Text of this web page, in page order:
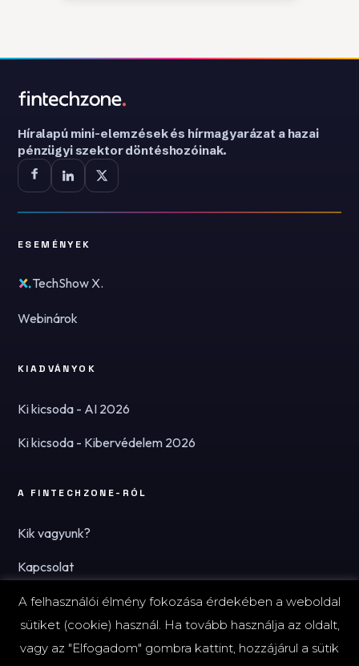
Híralapú mini-elemzések és hírmagyarázat a hazai
pénzügyi szektor döntéshozóinak.
ESEMÉNYEK
TechShow X.
Webinárok
KIADVÁNYOK
Ki kicsoda - AI 2026
Ki kicsoda - Kibervédelem 2026
A FINTECHZONE-RÓL
Kik vagyunk?
Kapcsolat
Hírlevél
A felhasználói élmény fokozása érdekében a weboldal
sütiket (cookie) használ. Ha tovább használja az oldalt,
vagy az "Elfogadom" gombra kattint, hozzájárul a sütik